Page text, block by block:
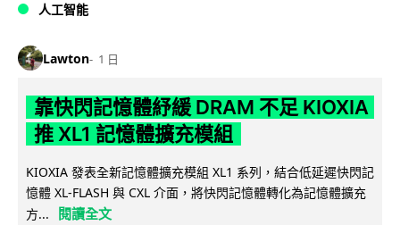
人工智能
Lawton 1 日
靠快閃記憶體紓緩 DRAM 不足 KIOXIA
推 XL1 記憶體擴充模組
KIOXIA 發表全新記憶體擴充模組 XL1 系列，結合低延遲快閃記
憶體 XL-FLASH 與 CXL 介面，將快閃記憶體轉化為記憶體擴充
方...
閱讀全文